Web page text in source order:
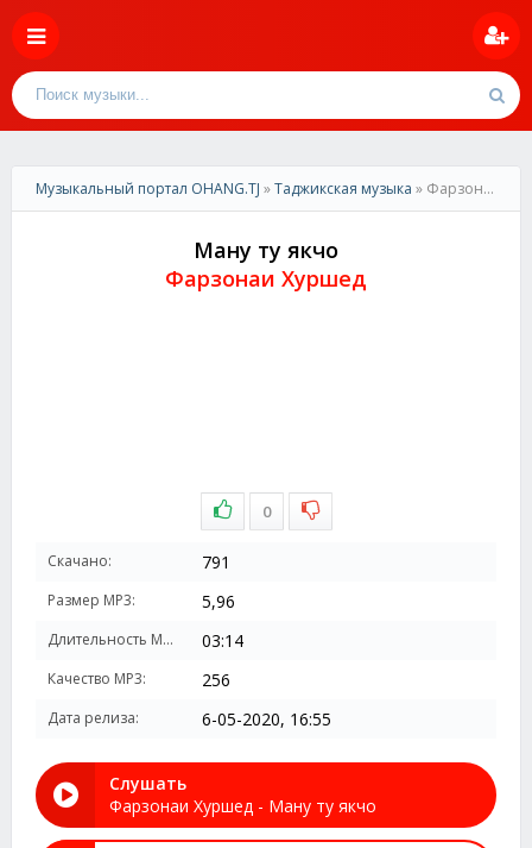
Музыкальный портал OHANG.TJ »Таджикская музыка » Фарзонаи Хуршед-Ману ту якчо
Ману ту якчо
Фарзонаи Хуршед
0
Скачано: 791
Размер MP3: 5,96
Длительность MP3: 03:14
Качество MP3: 256
Дата релиза: 6-05-2020, 16:55
Слушать
Фарзонаи Хуршед - Ману ту якчо